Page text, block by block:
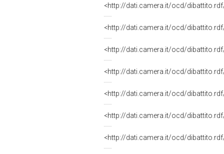
<http://dati.camera.it/ocd/
<http://dati.camera.it/ocd/
<http://dati.camera.it/ocd/
<http://dati.camera.it/ocd/
<http://dati.camera.it/ocd/
<http://dati.camera.it/ocd/
<http://dati.camera.it/ocd/